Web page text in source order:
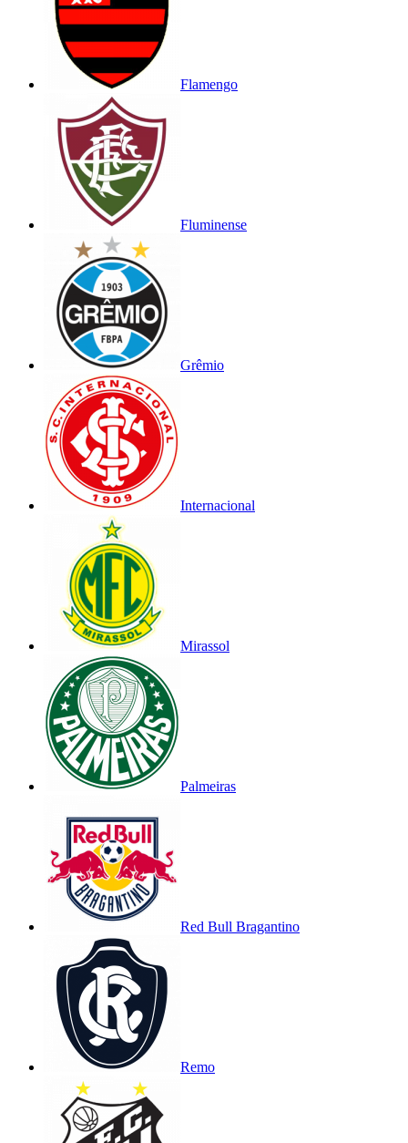
Flamengo
Fluminense
Grêmio
Internacional
Mirassol
Palmeiras
Red Bull Bragantino
Remo